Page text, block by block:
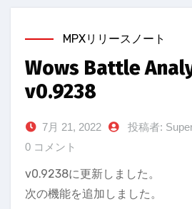
MPXリリースノート
Wows Battle
v0.9238
7月 21, 2022
投稿者:
0 コメント
v0.9238に更新しました。
次の機能を追加しました。